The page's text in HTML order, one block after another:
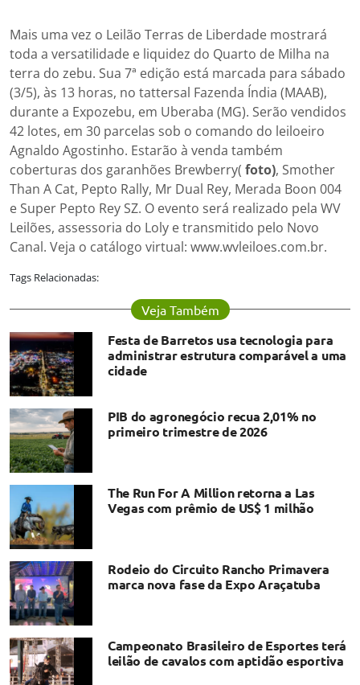
Mais uma vez o Leilão Terras de Liberdade mostrará
toda a versatilidade e liquidez do Quarto de Milha na
terra do zebu. Sua 7ª edição está marcada para sábado
(3/5), às 13 horas, no tattersal Fazenda Índia (MAAB),
durante a Expozebu, em Uberaba (MG). Serão vendidos
42 lotes, em 30 parcelas sob o comando do leiloeiro
Agnaldo Agostinho. Estarão à venda também
coberturas dos garanhões Brewberry( foto), Smother
Than A Cat, Pepto Rally, Mr Dual Rey, Merada Boon 004
e Super Pepto Rey SZ. O evento será realizado pela WV
Leilões, assessoria do Loly e transmitido pelo Novo
Canal. Veja o catálogo virtual: www.wvleiloes.com.br.
Tags Relacionadas:
Veja Também
Festa de Barretos usa tecnologia para
administrar estrutura comparável a uma
cidade
PIB do agronegócio recua 2,01% no
primeiro trimestre de 2026
The Run For A Million retorna a Las
Vegas com prêmio de US$ 1 milhão
Rodeio do Circuito Rancho Primavera
marca nova fase da Expo Araçatuba
Campeonato Brasileiro de Esportes terá
leilão de cavalos com aptidão esportiva